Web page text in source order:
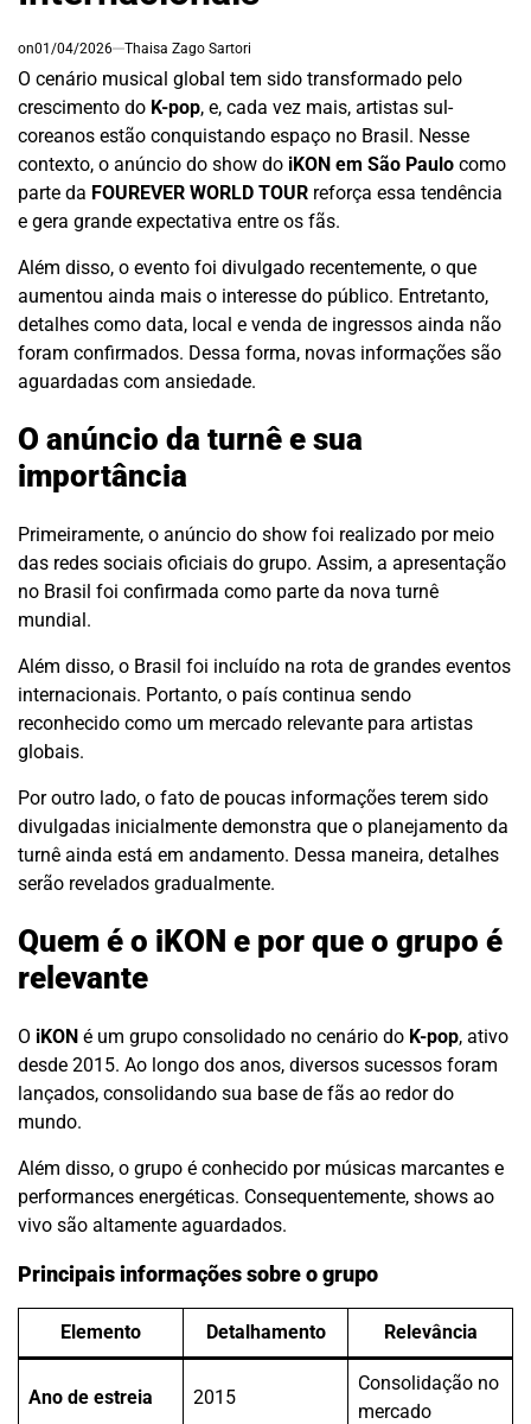
on01/04/2026 Thaisa Zago Sartori
O cenário musical global tem sido transformado pelo
crescimento do K-pop, e, cada vez mais, artistas sul-
coreanos estão conquistando espaço no Brasil. Nesse
contexto, o anúncio do show do iKON em São Paulo como
parte da FOUREVER WORLD TOUR reforça essa tendência
e gera grande expectativa entre os fãs.
Além disso, o evento foi divulgado recentemente, o que
aumentou ainda mais o interesse do público. Entretanto,
detalhes como data, local e venda de ingressos ainda não
foram confirmados. Dessa forma, novas informações são
aguardadas com ansiedade.
O anúncio da turnê e sua
importância
Primeiramente, o anúncio do show foi realizado por meio
das redes sociais oficiais do grupo. Assim, a apresentação
no Brasil foi confirmada como parte da nova turnê
mundial.
Além disso, o Brasil foi incluído na rota de grandes eventos
internacionais. Portanto, o país continua sendo
reconhecido como um mercado relevante para artistas
globais.
Por outro lado, o fato de poucas informações terem sido
divulgadas inicialmente demonstra que o planejamento da
turnê ainda está em andamento. Dessa maneira, detalhes
serão revelados gradualmente.
Quem é o iKON e por que o grupo é
relevante
O iKON é um grupo consolidado no cenário do K-pop, ativo
desde 2015. Ao longo dos anos, diversos sucessos foram
lançados, consolidando sua base de fãs ao redor do
mundo.
Além disso, o grupo é conhecido por músicas marcantes e
performances energéticas. Consequentemente, shows ao
vivo são altamente aguardados.
Principais informações sobre o grupo
Elemento Detalhamento Relevância
Ano de estreia 2015
Consolidação no
mercado